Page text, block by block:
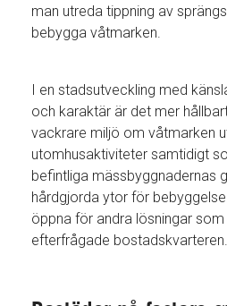
man utreda tippning av
bebygga våtmarken.
I en stadsutveckling med
och karaktär är det mer
vackrare miljö om våtmarken
utomhusaktiviteter samtidigt
befintliga mässbyggnadernas
hårdgjorda ytor för
öppna för andra lösningar
efterfrågade bostadskvarteren.